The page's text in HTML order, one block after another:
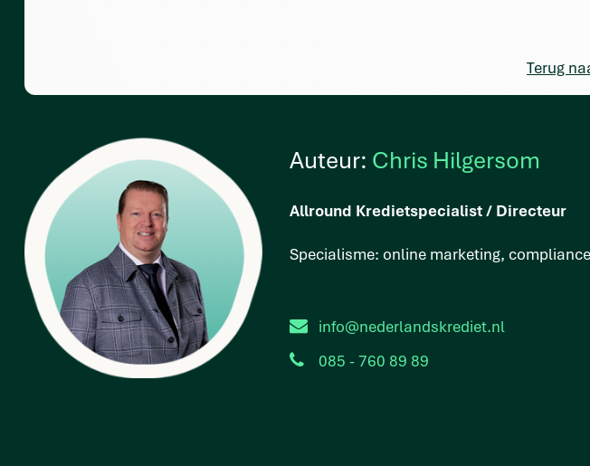
Terug
Auteur: Chris Hilgersom
Allround Kredietspecialist / Directeur
Specialisme: online marketing, compliance
info@nederlandskrediet.nl
085 - 760 89 89